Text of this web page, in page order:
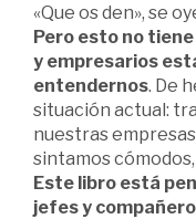
«Que os den», se
Pero esto no
y empresarios
entendernos. De
situación actual:
nuestras
sintamos
Este libro está
jefes y